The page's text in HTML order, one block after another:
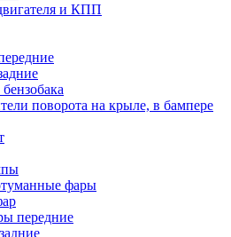
и КПП
поворота на крыле, в бампере
фары
передние